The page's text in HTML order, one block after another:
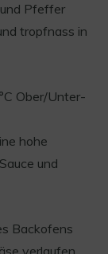
Pfeffer
tropfnass in
Ober/Unter-
hohe
und
Backofens